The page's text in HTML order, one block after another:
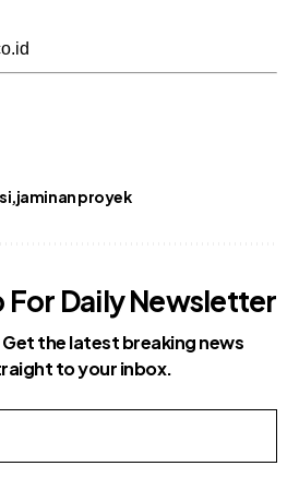
jaminan proyek
For Daily Newsletter
Get the latest breaking news
to your inbox.